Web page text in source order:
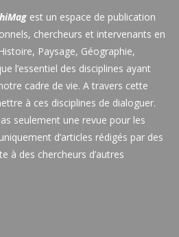
est un espace de publication
chercheurs et intervenants en
Paysage, Géographie,
l’essentiel des disciplines ayant
cadre de vie. A travers cette
à ces disciplines de dialoguer.
seulement une revue pour les
d’articles rédigés par des
à des chercheurs d’autres